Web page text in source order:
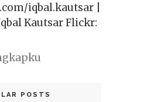
iqbal.kautsar |
Kautsar Flickr:
POSTS